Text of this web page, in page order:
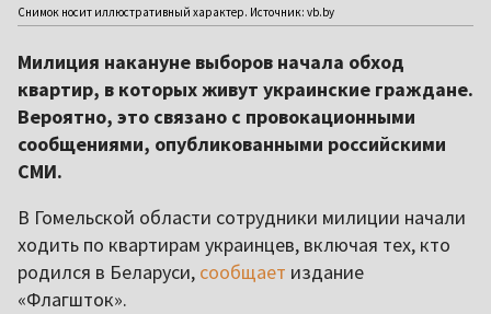
Снимок носит иллюстративный характер. Источник: vb.by
Милиция накануне выборов начала обход
квартир, в которых живут украинские граждане.
Вероятно, это связано с провокационными
сообщениями, опубликованными российскими
СМИ.
В Гомельской области сотрудники милиции начали
ходить по квартирам украинцев, включая тех, кто
родился в Беларуси, сообщает издание
«Флагшток».